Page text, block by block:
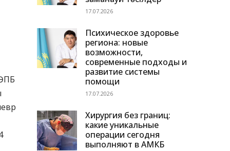
17.07.2026
Психическое здоровье
региона: новые
возможности,
современные подходы и
развитие системы
помощи
17.07.2026
Хирургия без границ:
какие уникальные
операции сегодня
выполняют в АМКБ